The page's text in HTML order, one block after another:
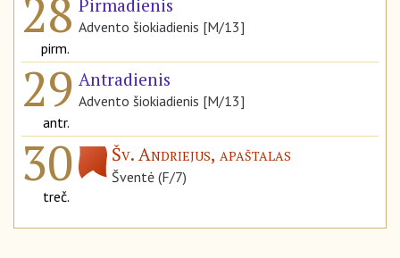
28
pirm.
Pirmadienis
Advento šiokiadienis [M/13]
29
antr.
Antradienis
Advento šiokiadienis [M/13]
30
treč.
Šv. Andriejus, apaštalas
Šventė (F/7)